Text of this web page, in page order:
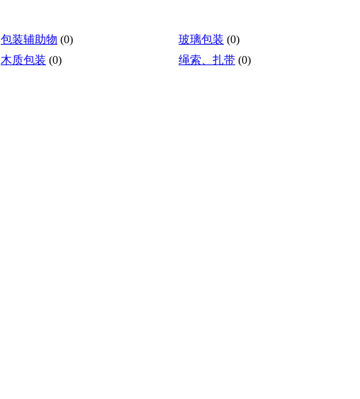
包装辅助物 (0) 玻璃包装 (0)
木质包装 (0) 绳索、扎带 (0)